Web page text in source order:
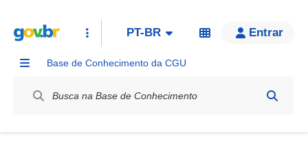
PT-BR Entrar
Base de Conhecimento da CGU